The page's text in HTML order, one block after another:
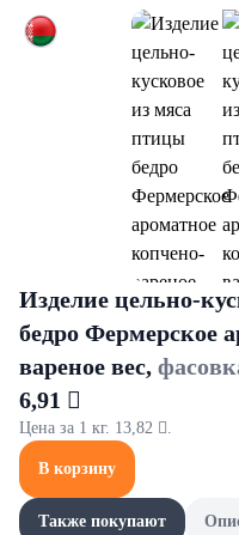
Оформляйте заказ НА
САМОВЫВОЗ и
СКИДКУ 7%
Подгузники и
Все товары категории
Подгузники для
Изделие цельно-
бедро Фермерское
вареное вес,
6,91 
Цена за 1 кг. 13,82 .
В корзину
Также покупают